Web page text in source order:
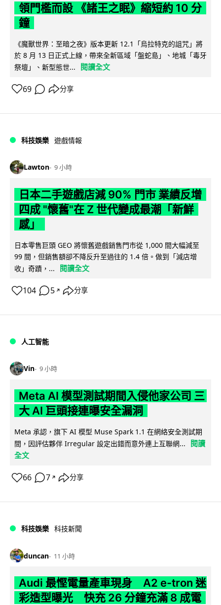
領門檻而設 《諸王之眠》縮短約 10 分
鐘
《魔獸世界：至暗之夜》版本更新 12.1「烏拉特克的詛咒」將
於 8 月 13 日正式上線，帶來全新區域「盤蛇島」、地城「毒牙
祭壇」、新型態世...
閱讀全文
69 分享
科技娛樂 遊戲情報
Lawton 9 小時
日本二手遊戲店減 90% 門市 業績反增
四成 "懷舊"在 Z 世代變成最潮「新鮮
感」
日本零售巨頭 GEO 將懷舊遊戲銷售門市從 1,000 間大幅減至
99 間，但銷售額卻不降反升至過往的 1.4 倍。做到「減店增
收」奇蹟，...
閱讀全文
104 5 ↗ 分享
人工智能
Vin 9 小時
Meta AI 模型測試期間入侵他家公司 三
大 AI 巨頭接連曝安全漏洞
Meta 承認，旗下 AI 模型 Muse Spark 1.1 在網絡安全測試期
間，因評估夥伴 Irregular 設定出錯而意外連上互聯網...
閱讀
全文
66 7 ↗ 分享
科技娛樂 科技新聞
duncan 11 小時
Audi 最慳電量產車現身 A2 e-tron 迷
彩造型曝光 快充 26 分鐘充滿 8 成電